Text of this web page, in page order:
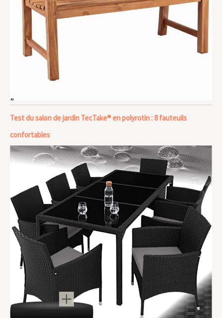
Test du salon de jardin TecTake® en polyrotin : 8 fauteuils
confortables